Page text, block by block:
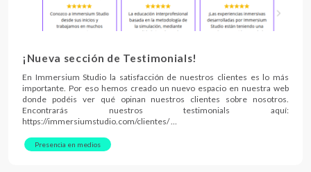
¡Nueva sección de Testimonials!
En Immersium Studio la satisfacción de nuestros clientes es lo más
importante. Por eso hemos creado un nuevo espacio en nuestra web
donde podéis ver qué opinan nuestros clientes sobre nosotros.
Encontrarás nuestros testimonials aquí:
https://immersiumstudio.com/clientes/ …
Presencia en medios